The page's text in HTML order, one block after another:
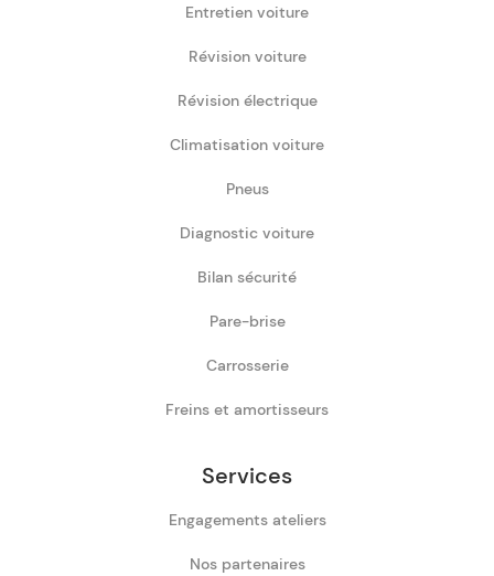
Entretien voiture
Révision voiture
Révision électrique
Climatisation voiture
Pneus
Diagnostic voiture
Bilan sécurité
Pare-brise
Carrosserie
Freins et amortisseurs
Services
Engagements ateliers
Nos partenaires